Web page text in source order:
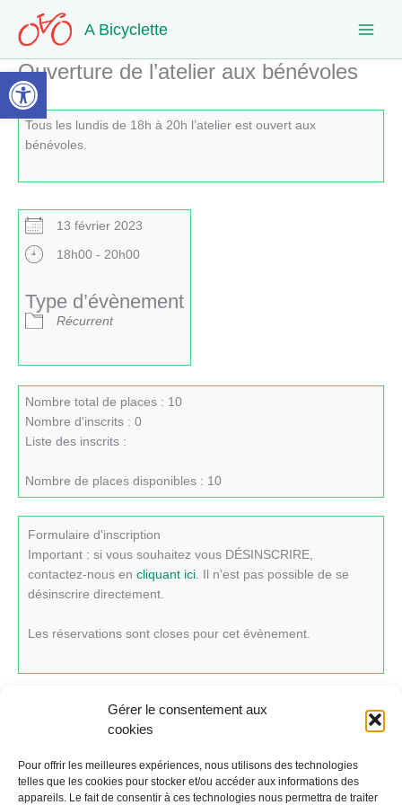
Ouvrir la barre d’outils
Gérer le consentement aux
cookies
Pour offrir les meilleures expériences, nous utilisons des technologies
telles que les cookies pour stocker et/ou accéder aux informations des
appareils. Le fait de consentir à ces technologies nous permettra de traiter
contenu
A Bicyclette
Ouverture de l’atelier aux bénévoles
Tous les lundis de 18h à 20h l’atelier est ouvert aux
bénévoles.
13 février 2023
18h00 - 20h00
Type d’évènement
Récurrent
Nombre total de places : 10
Nombre d'inscrits : 0
Liste des inscrits :
Nombre de places disponibles : 10
Formulaire d'inscription
Important : si vous souhaitez vous DÉSINSCRIRE,
contactez-nous en cliquant ici. Il n'est pas possible de se
désinscrire directement.
Les réservations sont closes pour cet évènement.